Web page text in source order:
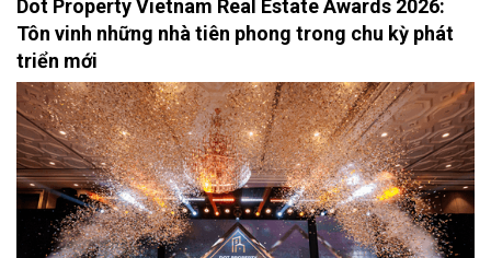
Dot Property Vietnam Real Estate Awards 2026:
Tôn vinh những nhà tiên phong trong chu kỳ phát
triển mới